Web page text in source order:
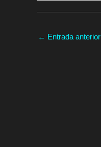
← Entrada anterior